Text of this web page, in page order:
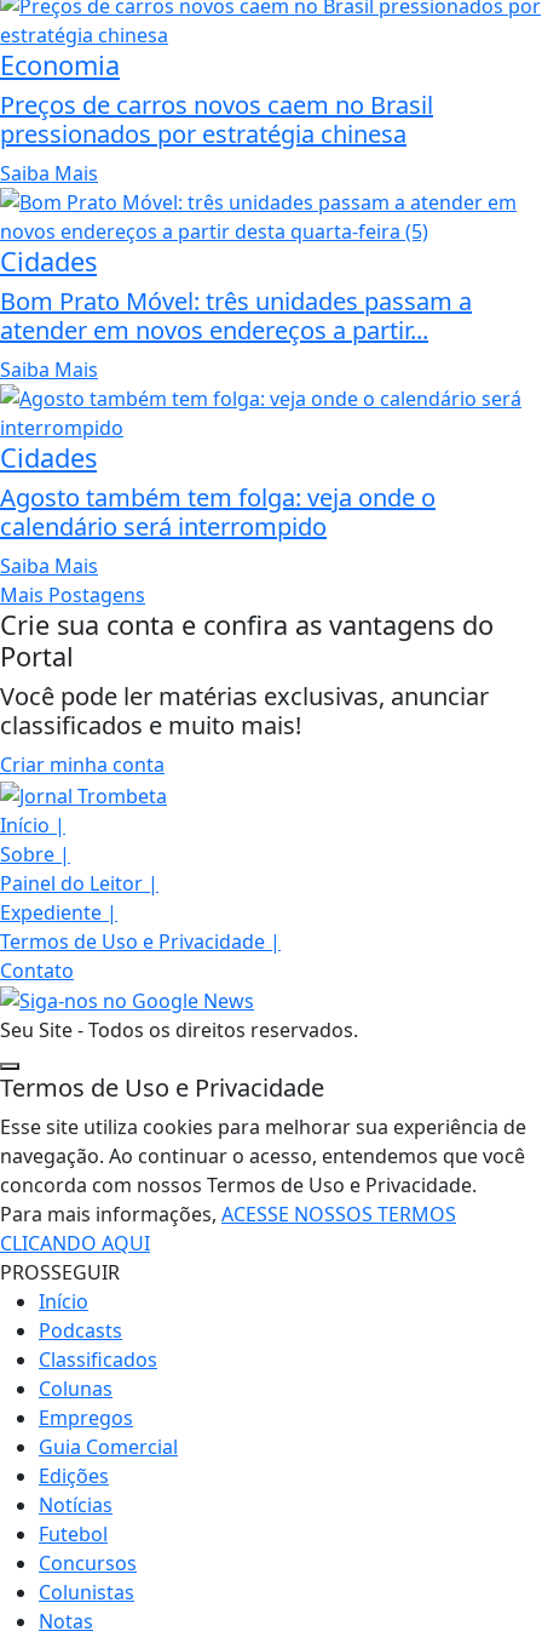
Economia
Preços de carros novos caem no Brasil
pressionados por estratégia chinesa
Saiba Mais
Cidades
Bom Prato Móvel: três unidades passam a
atender em novos endereços a partir...
Saiba Mais
Cidades
Agosto também tem folga: veja onde o
calendário será interrompido
Saiba Mais
Mais Postagens
Crie sua conta e confira as vantagens do
Portal
Você pode ler matérias exclusivas, anunciar
classificados e muito mais!
Criar minha conta
Início |
Sobre |
Painel do Leitor |
Expediente |
Termos de Uso e Privacidade |
Contato
Seu Site - Todos os direitos reservados.
Termos de Uso e Privacidade
Esse site utiliza cookies para melhorar sua experiência de
navegação. Ao continuar o acesso, entendemos que você
concorda com nossos Termos de Uso e Privacidade.
Para mais informações, ACESSE NOSSOS TERMOS
CLICANDO AQUI
PROSSEGUIR
Início
Podcasts
Classificados
Colunas
Empregos
Guia Comercial
Edições
Notícias
Futebol
Concursos
Colunistas
Notas